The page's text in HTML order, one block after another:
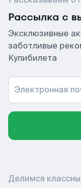
Рассылка с
Эксклюзивные
заботливые
Купибилета
Электронная
Делимся